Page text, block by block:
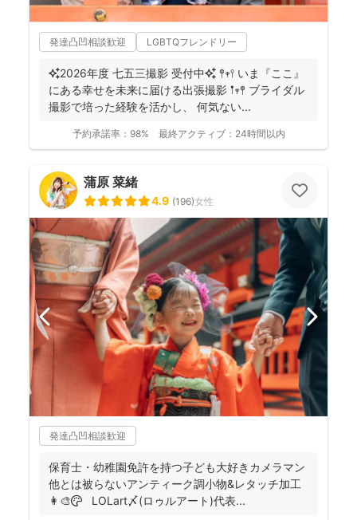
発達凸凹相談歓迎 LGBTQフレンドリー
✨2026年度 七五三撮影 受付中✨ 𖤣𖥧𖥣 いま『ここ』
にある幸せを未来に届ける出張撮影 𖡡𖥧𖤣 ブライダル
撮影で培った経験を活かし、 何気ない...
予約承諾率： 98% 最終アクティブ： 24時間以内
蒲原 菜緒
4.9 (196)女性
発達凸凹相談歓迎
保育士・幼稚園免許を持つ子ども大好きカメラマン
他とは被らないアンティーク調小物&レタッチ加工
👩‍🎨🎨 LOLart〆(ロゥルアート)代表...